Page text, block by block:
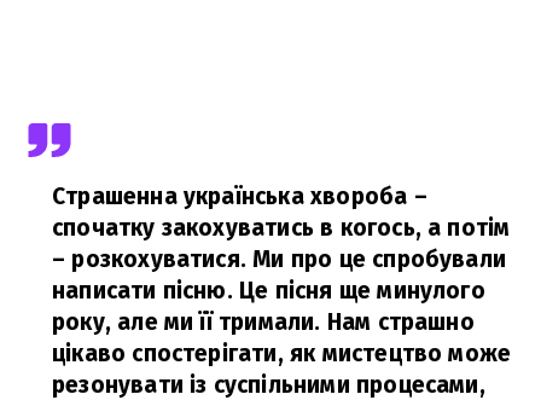
Страшенна українська хвороба –
спочатку закохуватись в когось, а потім
– розкохуватися. Ми про це спробували
написати пісню. Це пісня ще минулого
року, але ми її тримали. Нам страшно
цікаво спостерігати, як мистецтво може
резонувати із суспільними процесами,